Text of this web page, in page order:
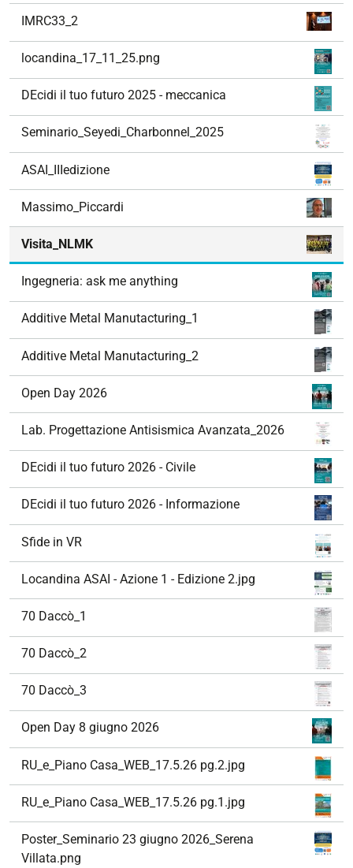
IMRC33_2
locandina_17_11_25.png
DEcidi il tuo futuro 2025 - meccanica
Seminario_Seyedi_Charbonnel_2025
ASAI_IIIedizione
Massimo_Piccardi
Visita_NLMK
Ingegneria: ask me anything
Additive Metal Manutacturing_1
Additive Metal Manutacturing_2
Open Day 2026
Lab. Progettazione Antisismica Avanzata_2026
DEcidi il tuo futuro 2026 - Civile
DEcidi il tuo futuro 2026 - Informazione
Sfide in VR
Locandina ASAI - Azione 1 - Edizione 2.jpg
70 Daccò_1
70 Daccò_2
70 Daccò_3
Open Day 8 giugno 2026
RU_e_Piano Casa_WEB_17.5.26 pg.2.jpg
RU_e_Piano Casa_WEB_17.5.26 pg.1.jpg
Poster_Seminario 23 giugno 2026_Serena
Villata.png